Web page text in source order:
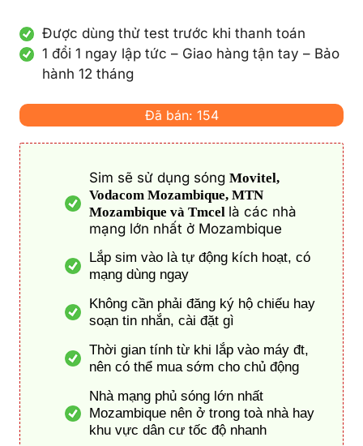
Được dùng thử test trước khi thanh toán
1 đổi 1 ngay lập tức – Giao hàng tận tay – Bảo
hành 12 tháng
Đã bán: 154
Sim sẽ sử dụng sóng Movitel,
Vodacom Mozambique, MTN
Mozambique và Tmcel là các nhà
mạng lớn nhất ở Mozambique
Lắp sim vào là tự động kích hoạt, có
mạng dùng ngay
Không cần phải đăng ký hộ chiếu hay
soạn tin nhắn, cài đặt gì
Thời gian tính từ khi lắp vào máy đt,
nên có thể mua sớm cho chủ động
Nhà mạng phủ sóng lớn nhất
Mozambique nên ở trong toà nhà hay
khu vực dân cư tốc độ nhanh